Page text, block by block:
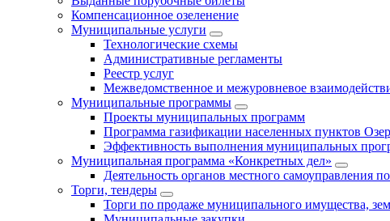
Компенсационное озеленение
Муниципальные услуги
Технологические схемы
Административные регламенты
Реестр услуг
Межведомственное и межуровневое
Муниципальные программы
Проекты муниципальных программ
Программа газификации населенных пунктов
Эффективность выполнения муниципальных
Муниципальная программа «Конкретных дел»
Деятельность органов местного самоуправления
Торги, тендеры
Торги по продаже муниципального имущества,